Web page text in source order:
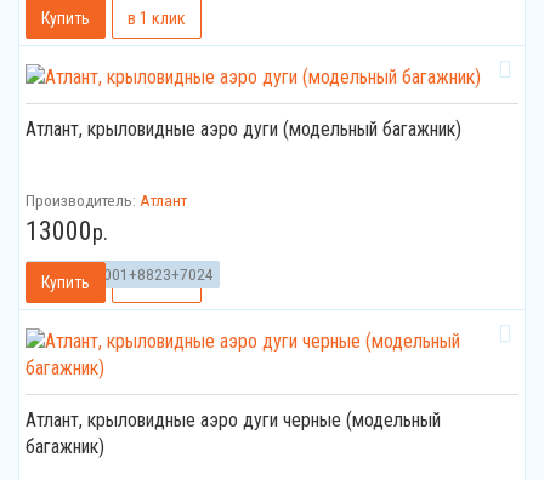
Атлант, крыловидные аэро дуги (модельный багажник)
Артикул: 7001+8823+7024
Производитель: Атлант
13000р.
Атлант, крыловидные аэро дуги черные (модельный
багажник)